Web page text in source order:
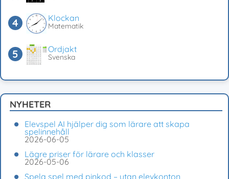
Klockan
Matematik
Ordjakt
Svenska
NYHETER
Elevspel AI hjälper dig som lärare att skapa
spelinnehåll
2026-06-05
Lägre priser för lärare och klasser
2026-05-06
Spela spel med pinkod – utan elevkonton